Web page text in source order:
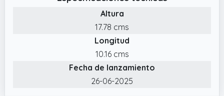
Altura
17.78 cms
Longitud
10.16 cms
Fecha de lanzamiento
26-06-2025